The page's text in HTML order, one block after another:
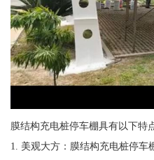
膜结构充电桩停车棚具有以下特
1. 美观大方：膜结构充电桩停车